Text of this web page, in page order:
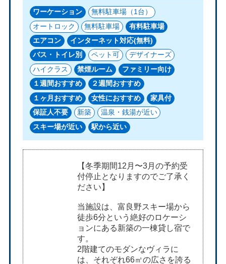
ワーケーション
無料駐車場（1台）
オートロック
無料駐車場
有料駐車場
エアコン
インターネット対応(無料)
バス・トイレ別
ペット可
デザイナーズ
ハイクラス
禁煙ルーム
ファミリー向け
１週間おすすめ
２週間おすすめ
１ヶ月おすすめ
女性におすすめ
家具付
保証人不要
新築
温泉・銭湯が近い
スキー場が近い
駅から近い
【冬季期間12月〜3月の予約受
付停止となりますのでご了承く
ださい】
当施設は、富良野スキー場から
徒歩6分という絶好のロケーシ
ョンにある新築の一棟貸し宿で
す。
2階建てのモダンなヴィラに
は、それぞれ66㎡の広さを誇る